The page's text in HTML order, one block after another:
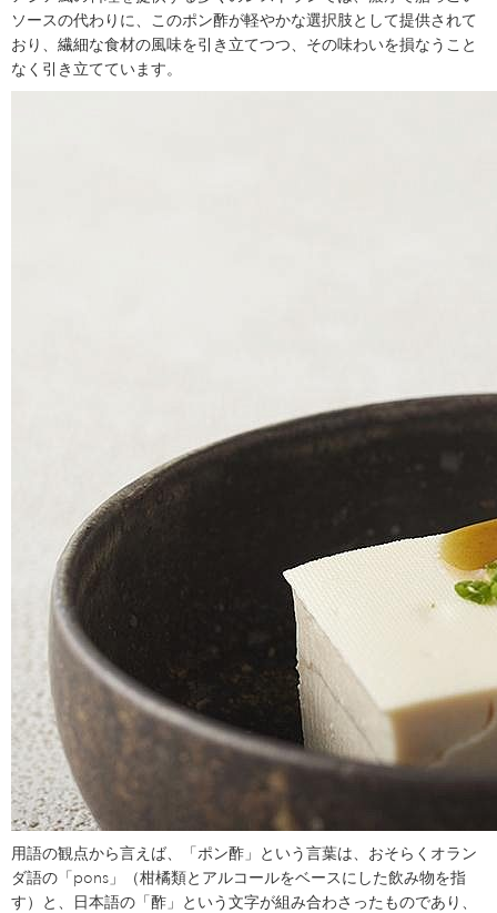
ソースの代わりに、このポン酢が軽やかな選択肢として提供されて
おり、繊細な食材の風味を引き立てつつ、その味わいを損なうこと
なく引き立てています。
用語の観点から言えば、「ポン酢」という言葉は、おそらくオラン
ダ語の「pons」（柑橘類とアルコールをベースにした飲み物を指
す）と、日本語の「酢」という文字が組み合わさったものであり、